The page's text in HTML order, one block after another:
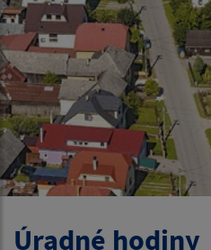
Úradné hodiny